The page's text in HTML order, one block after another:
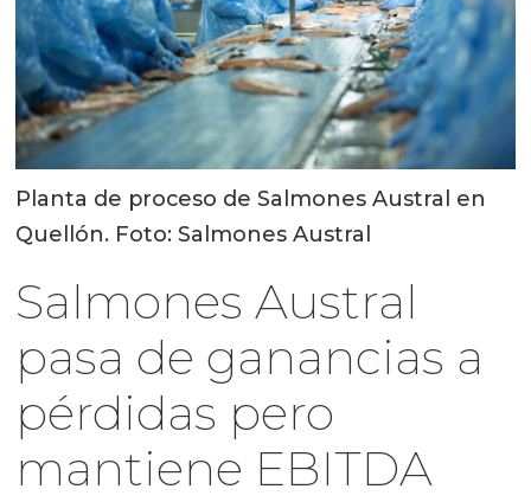
Planta de proceso de Salmones Austral en
Quellón. Foto: Salmones Austral
Salmones Austral
pasa de ganancias a
pérdidas pero
mantiene EBITDA